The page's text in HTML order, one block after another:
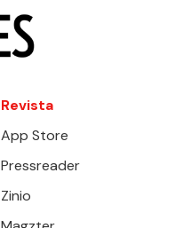
Revista
App Store
Pressreader
Zinio